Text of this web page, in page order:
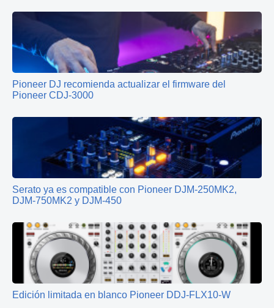
Pioneer DJ recomienda actualizar el firmware del
Pioneer CDJ-3000
Serato ya es compatible con Pioneer DJM-250MK2,
DJM-750MK2 y DJM-450
Edición limitada en blanco Pioneer DDJ-FLX10-W